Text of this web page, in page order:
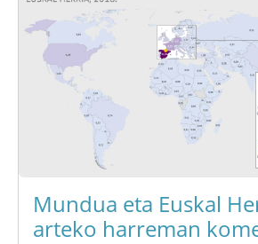
Mundua eta Euskal
arteko harreman